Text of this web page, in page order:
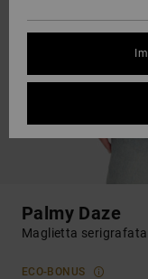
Palmy Daze
Maglietta
ECO-BONUS